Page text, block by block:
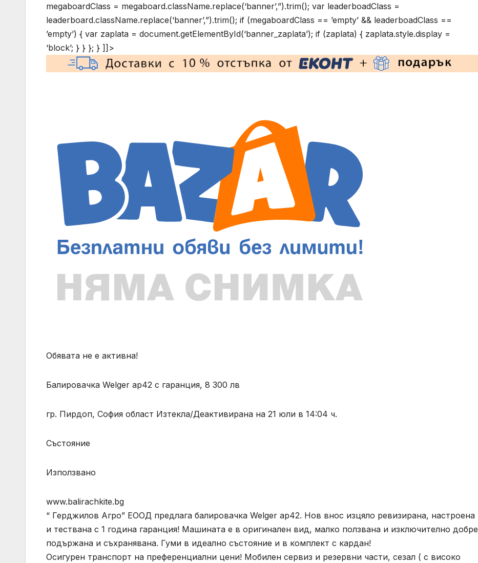
megaboardClass = megaboard.className.replace(‘banner’,”).trim(); var leaderboadClass =
leaderboard.className.replace(‘banner’,”).trim(); if (megaboardClass == ’empty’ && leaderboadClass ==
’empty’) { var zaplata = document.getElementById(‘banner_zaplata’); if (zaplata) { zaplata.style.display =
‘block’; } } }; } ]]>
Обявата не е активна!
Балировачка Welger ap42 с гаранция, 8 300 лв
гр. Пирдоп, София област Изтекла/Деактивирана на 21 юли в 14:04 ч.
Състояние
Използвано
www.balirachkite.bg
“ Герджилов Агро” ЕООД предлага балировачка Welger ap42. Нов внос изцяло ревизирана, настроена
и тествана с 1 година гаранция! Машината е в оригинален вид, малко ползвана и изключително добре
подържана и съхранявана. Гуми в идеално състояние и в комплект с кардан!
Осигурен транспорт на преференциални цени! Мобилен сервиз и резервни части, сезал ( с високо